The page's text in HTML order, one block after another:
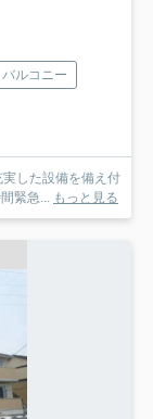
バルコニー
した設備を備え付
緊急...
もっと見る